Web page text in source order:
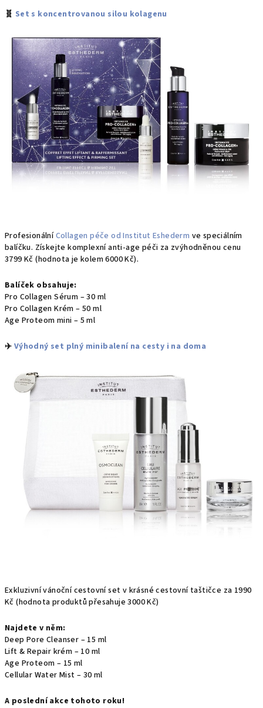
🧬 Set s koncentrovanou silou kolagenu
ProfesionálníCollagen péče od Institut Eshederm ve speciálním
balíčku. Získejte komplexní anti-age péči za zvýhodněnou cenu
3799 Kč (hodnota je kolem 6000 Kč).
Balíček obsahuje:
Pro Collagen Sérum – 30 ml
Pro Collagen Krém – 50 ml
Age Proteom mini – 5 ml
✈️ Výhodný set plný minibalení na cesty i na doma
Exkluzivní vánoční cestovní set v krásné cestovní taštičce za 1990
Kč (hodnota produktů přesahuje 3000 Kč)
Najdete v něm:
Deep Pore Cleanser – 15 ml
Lift & Repair krém – 10 ml
Age Proteom – 15 ml
Cellular Water Mist – 30 ml
A poslední akce tohoto roku!